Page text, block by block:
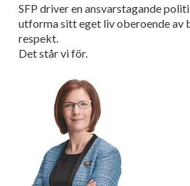
SFP driver en ansvarstagande
utforma sitt eget liv oberoende av
respekt.
Det står vi för.